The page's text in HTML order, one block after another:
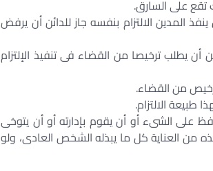
المدين الالتزام بنفسه جاز للدائن أن يرفض
أن يطلب ترخيصا من القضاء فى تنفيذ الإلتزام
طبيعة الالتزام.
على الشىء أو أن يقوم بإدارته أو أن يتوخى
من العناية كل ما يبذله الشخص العادى، ولو